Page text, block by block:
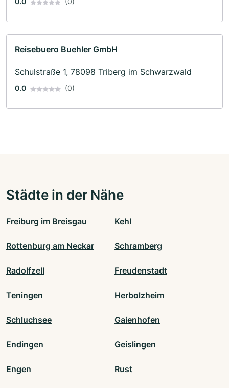
Reisebuero Buehler GmbH
Schulstraße 1, 78098 Triberg im Schwarzwald
0.0 (0)
Städte in der Nähe
Freiburg im Breisgau Kehl
Rottenburg am Neckar Schramberg
Radolfzell Freudenstadt
Teningen Herbolzheim
Schluchsee Gaienhofen
Endingen Geislingen
Engen Rust